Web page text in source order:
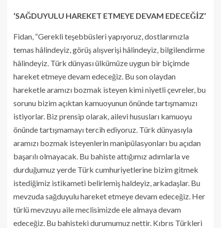
‘SAĞDUYULU HAREKET ETMEYE DEVAM EDECEĞİZ’
Fidan, “Gerekli teşebbüsleri yapıyoruz, dostlarımızla
temas hâlindeyiz, görüş alışverişi hâlindeyiz, bilgilendirme
hâlindeyiz. Türk dünyası ülkümüze uygun bir biçimde
hareket etmeye devam edeceğiz. Bu son olaydan
hareketle aramızı bozmak isteyen kimi niyetli çevreler, bu
sorunu bizim açıktan kamuoyunun önünde tartışmamızı
istiyorlar. Biz prensip olarak, ailevi hususları kamuoyu
önünde tartışmamayı tercih ediyoruz. Türk dünyasıyla
aramızı bozmak isteyenlerin manipülasyonları bu açıdan
başarılı olmayacak. Bu bahiste attığımız adımlarla ve
durduğumuz yerde Türk cumhuriyetlerine bizim gitmek
istediğimiz istikameti belirlemiş haldeyiz, arkadaşlar. Bu
mevzuda sağduyulu hareket etmeye devam edeceğiz. Her
türlü mevzuyu aile meclisimizde ele almaya devam
edeceğiz. Bu bahisteki durumumuz nettir. Kıbrıs Türkleri